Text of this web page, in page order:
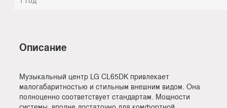
Описание
Музыкальный центр LG CL65DK привлекает
малогабаритностью и стильным внешним видом. Она
полноценно соответствует стандартам. Мощности